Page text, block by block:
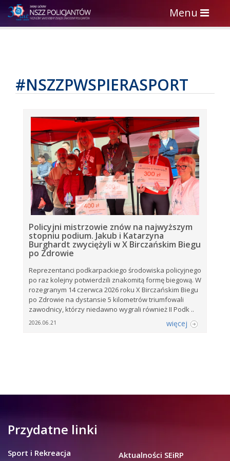
Toggle
navigation
Menu
#NSZZPWSPIERASPORT
Policyjni mistrzowie znów na najwyższym
stopniu podium. Jakub i Katarzyna
Burghardt zwyciężyli w X Birczańskim Biegu
po Zdrowie
Reprezentanci podkarpackiego środowiska policyjnego
po raz kolejny potwierdzili znakomitą formę biegową. W
rozegranym 14 czerwca 2026 roku X Birczańskim Biegu
po Zdrowie na dystansie 5 kilometrów triumfowali
zawodnicy, którzy niedawno wygrali również II Podk ..
2026.06.21 więcej
Przydatne linki
Sport i Rekreacja Aktualności SEiRP